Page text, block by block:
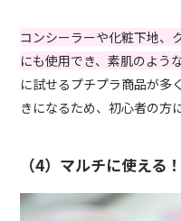
コンシーラーや化粧下地、
にも使用でき、素肌のよう
に試せるプチプラ商品が多
きになるため、初心者の方
（4）マルチに使える